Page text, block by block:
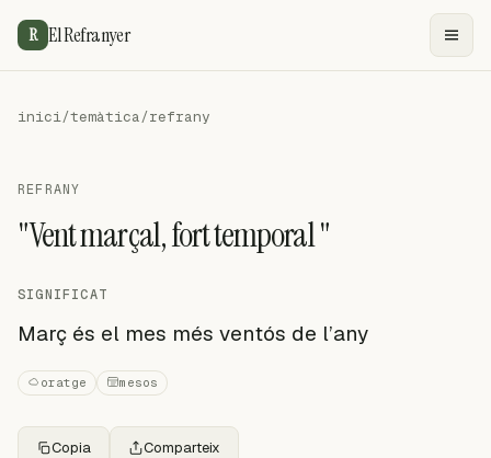
R El Refranyer
inici/temàtica/refrany
REFRANY
"Vent marçal, fort temporal "
SIGNIFICAT
Març és el mes més ventós de l’any
oratge mesos
Copia Comparteix